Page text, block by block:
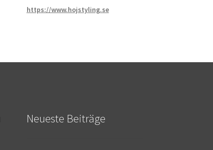
https://www.hojstyling.se
Neueste Beiträge